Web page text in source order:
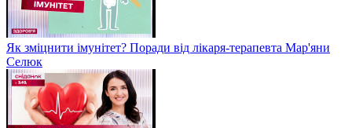
Як зміцнити імунітет? Поради від лікаря-терапевта Мар'яни
Селюк